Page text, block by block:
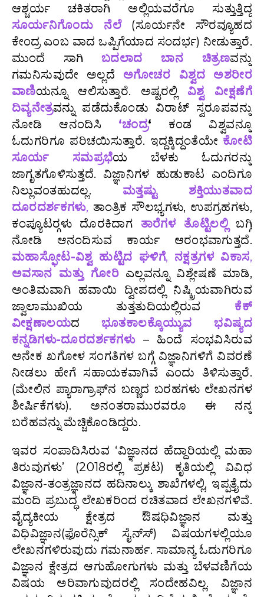
ಆಶ್ಚರ್ಯ ಚಕಿತರಾಗಿ ಅಲ್ಲಿಯವರೆಗೂ ಸುತ್ತುತ್ತಿದ್ದ
ಸೂರ್ಯನಿಗೊಂದು ನೆಲೆ
(ಸೂರ್ಯನೇ ಸೌರವ್ಯೂಹದ
ಕೇಂದ್ರ ಎಂಬ ವಾದ ಒಪ್ಪಿಗೆಯಾದ ಸಂದರ್ಭ) ನೀಡುತ್ತಾರೆ.
ಮುಂದೆ ಸಾಗಿಬದಲಾದ ಬಾನ ಚಿತ್ರಣವನ್ನು
ಗಮನಿಸುವುದೇ ಅಲ್ಲದೆ ಅಗೋಚರ ವಿಶ್ವದ ಅಶರೀರ
ವಾಣಿಯನ್ನೂ ಆಲಿಸುತ್ತಾರೆ. ಅಷ್ಟರಲ್ಲಿ ವಿಶ್ವ ವೀಕ್ಷಣೆಗೆ
ದಿವ್ಯನೇತ್ರವನ್ನು ಪಡೆದುಕೊಂಡು ವಿರಾಟ್ ಸ್ವರೂಪವನ್ನು
ನೋಡಿ ಆನಂದಿಸಿ ‘ಚಂದ್ರ‘ ಕಂಡ ವಿಶ್ವವನ್ನೂ
ಓದುಗರಿಗೂ ಪರಿಚಯಿಸುತ್ತಾರೆ. ಇದ್ದಕ್ಕಿದ್ದಂತೆಯೇ ಕೋಟಿ
ಸೂರ್ಯ ಸಮಪ್ರಭೆಯ ಬೆಳಕು ಓದುಗರನ್ನು
ಜಾಗೃತಗೊಳಿಸುತ್ತದೆ. ವಿಜ್ಞಾನಿಗಳ ಹುಡುಕಾಟ ಎಂದಿಗೂ
ನಿಲ್ಲುವಂತಹುದಲ್ಲ. ಮತ್ತಷ್ಟು ಶಕ್ತಿಯುತವಾದ
ದೂರದರ್ಶಕಗಳು, ತಾಂತ್ರಿಕ ಸೌಲಭ್ಯಗಳು, ಉಪಗ್ರಹಗಳು,
ಕಂಪ್ಯೂಟರ್‍ಗಳು ದೊರಕಿದಾಗ ತಾರೆಗಳ ತೊಟ್ಟಿಲಲ್ಲಿಬಗ್ಗಿ
ನೋಡಿ ಆನಂದಿಸುವ ಕಾರ್ಯ ಆರಂಭವಾಗುತ್ತದೆ.
ಮಹಾಸ್ಫೋಟ-ವಿಶ್ವ ಹುಟ್ಟಿದ ಘಳಿಗೆ, ನಕ್ಷತ್ರಗಳ ವಿಕಾಸ,
ಅವಸಾನ ಮತ್ತು ಗೋರಿಎಲ್ಲವನ್ನೂ ವಿಶ್ಲೇಷಣೆ ಮಾಡಿ,
ಅಂತಿಮವಾಗಿ ಹವಾಯಿ ದ್ವೀಪದಲ್ಲಿ ನಿಷ್ಕ್ರಿಯವಾಗಿರುವ
ಜ್ವಾಲಾಮುಖಿಯ ತುತ್ತತುದಿಯಲ್ಲಿರುವ
ಕೆಕ್
ವೀಕ್ಷಣಾಲಯದ ಭೂತಕಾಲಕ್ಕೊಯ್ಯುವ ಭವಿಷ್ಯದ
ಕನ್ನಡಿಗಳು-ದೂರದರ್ಶಕಗಳು – ಹಿಂದೆ ಸಂಭವಿಸಿರುವ
ಅನೇಕ ಖಗೋಳ ಸಂಗತಿಗಳ ಬಗ್ಗೆ ವಿಜ್ಞಾನಿಗಳಿಗೆ ವಿವರಣೆ
ನೀಡಲು ಹೇಗೆ ಸಹಾಯಕವಾಗಿವೆ ಎಂದು ತಿಳಿಸುತ್ತಾರೆ.
(ಮೇಲಿನ ಪ್ಯಾರಾಗ್ರಾಫ್‍ನ ಬಣ್ಣದ ಬರಹಗಳು ಲೇಖನಗಳ
ಶೀರ್ಷಿಕೆಗಳು). ಅನಂತರಾಮುರವರೂ ಈ ನನ್ನ
ಬರೆಹವನ್ನು ಮೆಚ್ಚಿಕೊಂಡಿದ್ದರು.
ಇವರ ಸಂಪಾದಿಸಿರುವ ‘ವಿಜ್ಞಾನದ ಹೆದ್ದಾರಿಯಲ್ಲಿ ಮಹಾ
ತಿರುವುಗಳು’ (2018ರಲ್ಲಿ ಪ್ರಕಟ) ಕೃತಿಯಲ್ಲಿ ವಿವಿಧ
ವಿಜ್ಞಾನ-ತಂತ್ರಜ್ಞಾನದ ಹದಿನಾಲ್ಕು ಶಾಖೆಗಳಲ್ಲಿ, ಇಪ್ಪತ್ತೈದು
ಮಂದಿ ಪ್ರಬುದ್ಧ ಲೇಖಕರಿಂದ ರಚಿತವಾದ ಲೇಖನಗಳಿವೆ.
ವೈದ್ಯಕೀಯ ಕ್ಷೇತ್ರದ ಔಷಧಿವಿಜ್ಞಾನ ಮತ್ತು
ವಿಧಿವಿಜ್ಞಾನ(ಫೊ಼ರೆನ್ಸಿಕ್ ಸೈನ್ಸ್‍) ವಿಷಯಗಳಲ್ಲಿಯೂ
ಲೇಖನಗಳಿರುವುದು ಗಮನಾರ್ಹ. ಸಾಮಾನ್ಯ ಓದುಗರಿಗೂ
ವಿಜ್ಞಾನ ಕ್ಷೇತ್ರದ ಆಗುಹೋಗುಗಳು ಮತ್ತು ಬೆಳವಣಿಗೆಯ
ವಿಷಯ ಅರಿವಾಗುವುದರಲ್ಲಿ ಸಂದೇಹವಿಲ್ಲ. ವಿಜ್ಞಾನ